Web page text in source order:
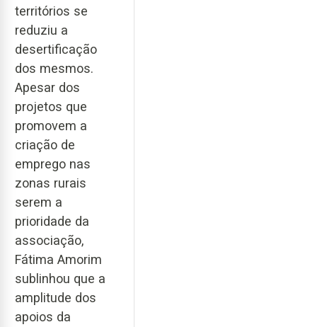
territórios se
reduziu a
desertificação
dos mesmos.
Apesar dos
projetos que
promovem a
criação de
emprego nas
zonas rurais
serem a
prioridade da
associação,
Fátima Amorim
sublinhou que a
amplitude dos
apoios da